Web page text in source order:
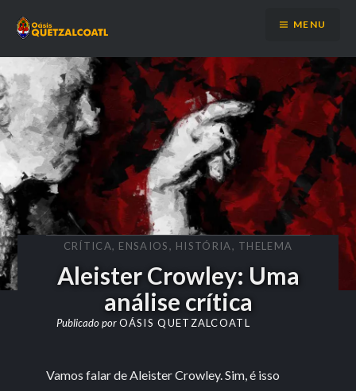
para
MENU
CRÍTICA, ENSAIOS, HISTÓRIA, THELEMA
Aleister Crowley: Uma
análise crítica
Publicado porOÁSIS QUETZALCOATL
Vamos falar de Aleister Crowley. Sim, é isso